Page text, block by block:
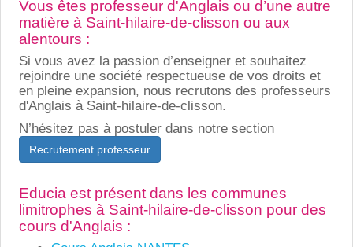
Vous êtes professeur d'Anglais ou d’une autre
matière à Saint-hilaire-de-clisson ou aux
alentours :
Si vous avez la passion d’enseigner et souhaitez
rejoindre une société respectueuse de vos droits et
en pleine expansion, nous recrutons des professeurs
d'Anglais à Saint-hilaire-de-clisson.
N’hésitez pas à postuler dans notre section
Recrutement professeur
Educia est présent dans les communes
limitrophes à Saint-hilaire-de-clisson pour des
cours d'Anglais :